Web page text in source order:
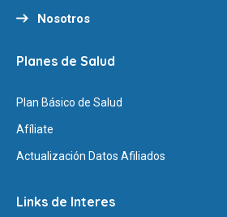
Nosotros
Planes de Salud
Plan Básico de Salud
Afíliate
Actualización Datos Afiliados
Links de Interes